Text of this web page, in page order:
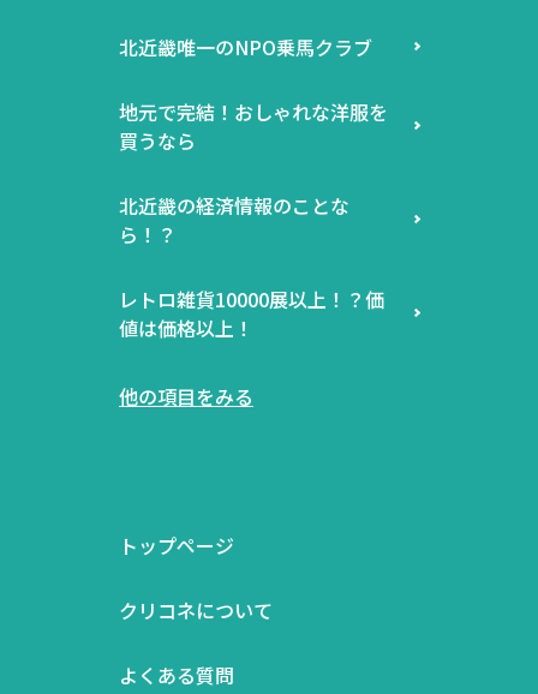
北近畿唯一のNPO乗馬クラブ
地元で完結！おしゃれな洋服を
買うなら
北近畿の経済情報のことな
ら！？
レトロ雑貨10000展以上！？価
値は価格以上！
他の項目をみる
トップページ
クリコネについて
よくある質問